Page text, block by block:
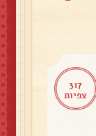
317
צפיות